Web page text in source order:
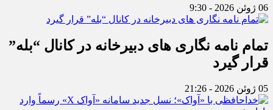
06 ژوئن 2026 - 9:30
تمام نامه نگاری های دبیرخانه در کانال “بله”
قرار گیرد
05 ژوئن 2026 - 21:26